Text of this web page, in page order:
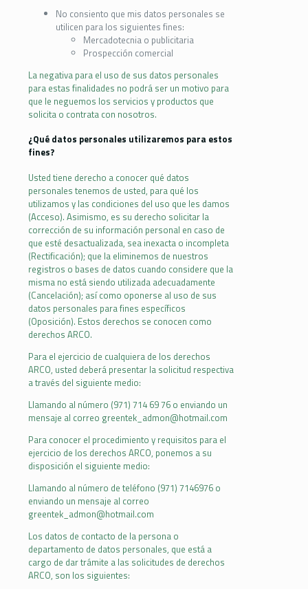
No consiento que mis datos personales se
utilicen para los siguientes fines:
Mercadotecnia o publicitaria
Prospección comercial
La negativa para el uso de sus datos personales
para estas finalidades no podrá ser un motivo para
que le neguemos los servicios y productos que
solicita o contrata con nosotros.
¿Qué datos personales utilizaremos para estos
fines?
Usted tiene derecho a conocer qué datos
personales tenemos de usted, para qué los
utilizamos y las condiciones del uso que les damos
(Acceso). Asimismo, es su derecho solicitar la
corrección de su información personal en caso de
que esté desactualizada, sea inexacta o incompleta
(Rectificación); que la eliminemos de nuestros
registros o bases de datos cuando considere que la
misma no está siendo utilizada adecuadamente
(Cancelación); así como oponerse al uso de sus
datos personales para fines específicos
(Oposición). Estos derechos se conocen como
derechos ARCO.
Para el ejercicio de cualquiera de los derechos
ARCO, usted deberá presentar la solicitud respectiva
a través del siguiente medio:
Llamando al número (971) 714 69 76 o enviando un
mensaje al correo greentek_admon@hotmail.com
Para conocer el procedimiento y requisitos para el
ejercicio de los derechos ARCO, ponemos a su
disposición el siguiente medio:
Llamando al número de teléfono (971) 7146976 o
enviando un mensaje al correo
greentek_admon@hotmail.com
Los datos de contacto de la persona o
departamento de datos personales, que está a
cargo de dar trámite a las solicitudes de derechos
ARCO, son los siguientes: